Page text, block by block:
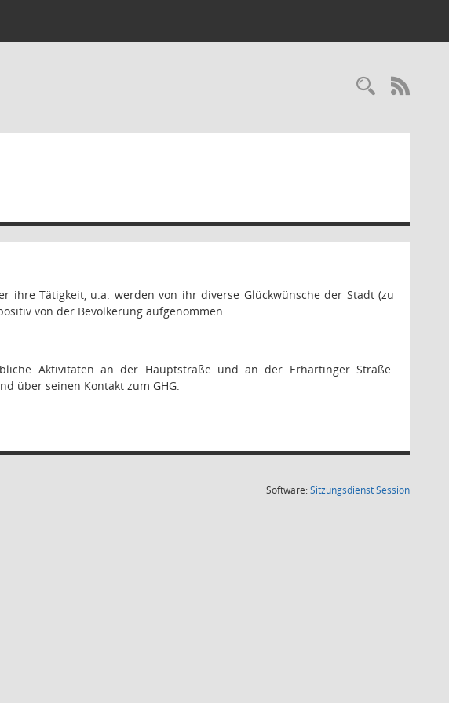
Tätigkeit, u.a. werden von ihr diverse Glückwünsche der Stadt (zu
von der Bevölkerung aufgenommen.
Aktivitäten an der Hauptstraße und an der Erhartinger Straße.
über seinen Kontakt zum GHG.
Software:SitzungsdienstSession(Wird in